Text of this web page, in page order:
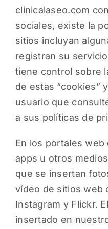
clinicalaseo.com
sociales, existe la
sitios incluyan
registran su
tiene control sobre
de estas “cookies”
usuario que
a sus políticas de
En los portales
apps u otros
que se insertan
vídeo de sitios web
Instagram y Flickr.
insertado en